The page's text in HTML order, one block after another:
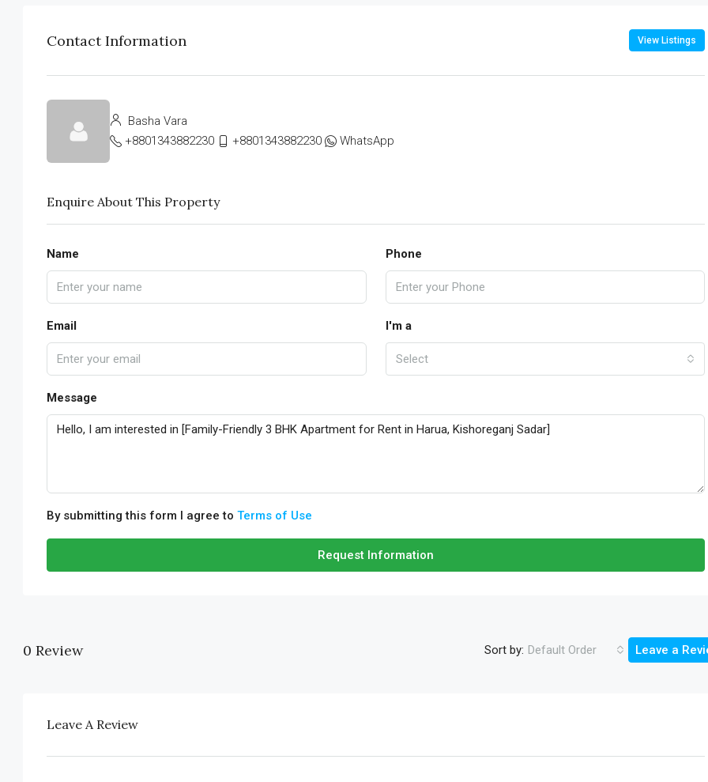
Contact Information View Listings
Basha Vara
+8801343882230
+8801343882230 WhatsApp
Enquire About This Property
Name Phone
Email I'm a
Select
Message
By submitting this form I agree to Terms of Use
Request Information
0 Review Sort by: Default Order Leave a
Leave A Review